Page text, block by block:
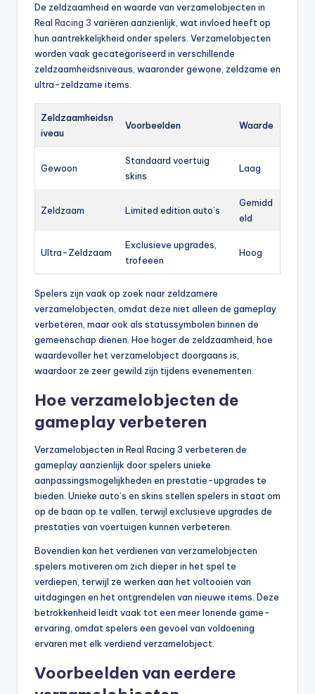
De zeldzaamheid en waarde van verzamelobjecten in
Real Racing 3 variëren aanzienlijk, wat invloed heeft op
hun aantrekkelijkheid onder spelers. Verzamelobjecten
worden vaak gecategoriseerd in verschillende
zeldzaamheidsniveaus, waaronder gewone, zeldzame en
ultra-zeldzame items.
Zeldzaamheidsn
iveau
Voorbeelden Waarde
Gewoon
Standaard voertuig
skins
Laag
Zeldzaam Limited edition auto’s
Gemidd
eld
Ultra-Zeldzaam
Exclusieve upgrades,
trofeeën
Hoog
Spelers zijn vaak op zoek naar zeldzamere
verzamelobjecten, omdat deze niet alleen de gameplay
verbeteren, maar ook als statussymbolen binnen de
gemeenschap dienen. Hoe hoger de zeldzaamheid, hoe
waardevoller het verzamelobject doorgaans is,
waardoor ze zeer gewild zijn tijdens evenementen.
Hoe verzamelobjecten de
gameplay verbeteren
Verzamelobjecten in Real Racing 3 verbeteren de
gameplay aanzienlijk door spelers unieke
aanpassingsmogelijkheden en prestatie-upgrades te
bieden. Unieke auto’s en skins stellen spelers in staat om
op de baan op te vallen, terwijl exclusieve upgrades de
prestaties van voertuigen kunnen verbeteren.
Bovendien kan het verdienen van verzamelobjecten
spelers motiveren om zich dieper in het spel te
verdiepen, terwijl ze werken aan het voltooien van
uitdagingen en het ontgrendelen van nieuwe items. Deze
betrokkenheid leidt vaak tot een meer lonende game-
ervaring, omdat spelers een gevoel van voldoening
ervaren met elk verdiend verzamelobject.
Voorbeelden van eerdere